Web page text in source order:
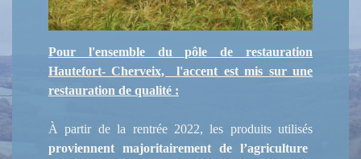
Pour l'ensemble du pôle de restauration
Hautefort- Cherveix, l'accent est mis sur une
restauration de qualité :
À partir de la rentrée 2022, les produits utilisés
proviennent majoritairement de l’agriculture